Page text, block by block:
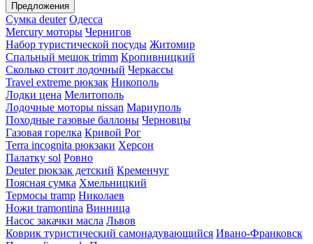
Предложения
Сумка deuter Одесса
Mercury моторы Чернигов
Набор туристической посуды Житомир
Спальный мешок trimm Кропивницкий
Сколько стоит лодочный Черкассы
Travel extreme рюкзак Никополь
Лодки цена Мелитополь
Лодочные моторы nissan Мариуполь
Походные газовые баллоны Черновцы
Газовая горелка Кривой Рог
Terra incognita рюкзаки Херсон
Палатку sol Ровно
Deuter рюкзак детский Кременчуг
Поясная сумка Хмельницкий
Термосы tramp Николаев
Ножи tramontina Винница
Насос закачки масла Львов
Коврик туристический самонадувающийся Ивано-Франковск